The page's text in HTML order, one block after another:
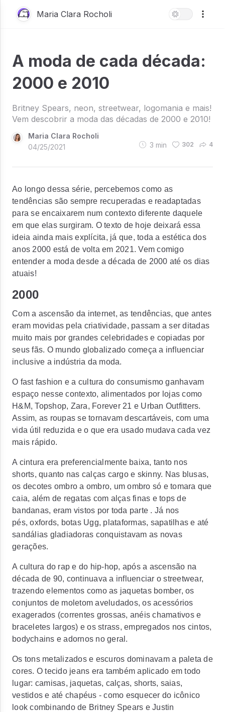
Maria Clara Rocholi
A moda de cada década:
2000 e 2010
Britney Spears, neon, streetwear, logomania e mais!
Vem descobrir a moda das décadas de 2000 e 2010!
Maria Clara Rocholi
04/25/2021
3 min 302 4
Ao longo dessa série, percebemos como as
tendências são sempre recuperadas e readaptadas
para se encaixarem num contexto diferente daquele
em que elas surgiram. O texto de hoje deixará essa
ideia ainda mais explícita, já que, toda a estética dos
anos 2000 está de volta em 2021. Vem comigo
entender a moda desde a década de 2000 até os dias
atuais!
2000
Com a ascensão da internet, as tendências, que antes
eram movidas pela criatividade, passam a ser ditadas
muito mais por grandes celebridades e copiadas por
seus fãs. O mundo globalizado começa a influenciar
inclusive a indústria da moda.
O fast fashion e a cultura do consumismo ganhavam
espaço nesse contexto, alimentados por lojas como
H&M, Topshop, Zara, Forever 21 e Urban Outfitters.
Assim, as roupas se tornavam descartáveis, com uma
vida útil reduzida e o que era usado mudava cada vez
mais rápido.
A cintura era preferencialmente baixa, tanto nos
shorts, quanto nas calças cargo e skinny. Nas blusas,
os decotes ombro a ombro, um ombro só e tomara que
caia, além de regatas com alças finas e tops de
bandanas, eram vistos por toda parte . Já nos
pés,oxfords, botas Ugg, plataformas, sapatilhas e até
sandálias gladiadoras conquistavam as novas
gerações.
A cultura do rap e do hip-hop, após a ascensão na
década de 90, continuava a influenciar ostreetwear,
trazendo elementos como as jaquetas bomber, os
conjuntos de moletom aveludados, os acessórios
exagerados (correntes grossas, anéis chamativos e
braceletes largos) e os strass, empregados nos cintos,
bodychains e adornos no geral.
Os tons metalizados e escuros dominavam a paleta de
cores. O tecido jeans era também aplicado em todo
lugar: camisas, jaquetas, calças, shorts, saias,
vestidos e até chapéus - como esquecer do icônico
look combinando de Britney Spears e Justin